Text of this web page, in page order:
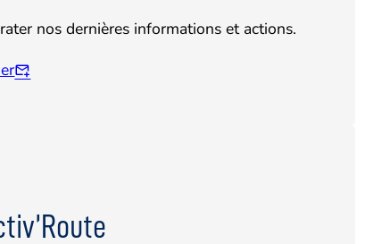
nos dernières informations et actions.